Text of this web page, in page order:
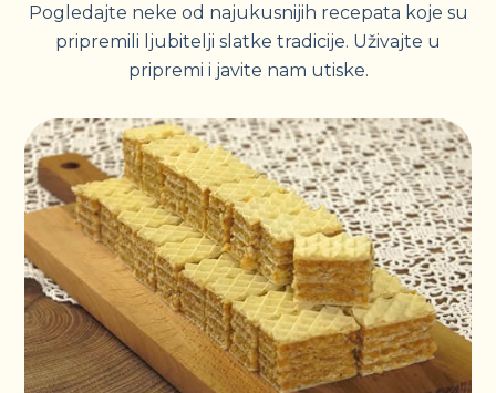
Pogledajte neke od najukusnijih recepata koje su
pripremili ljubitelji slatke tradicije. Uživajte u
pripremi i javite nam utiske.